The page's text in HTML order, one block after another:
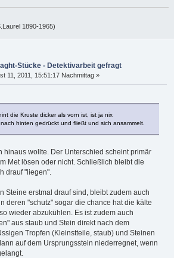
1890-1965)
Stücke - Detektivarbeit gefragt
11, 2011, 15:51:17 Nachmittag »
die Kruste dicker als vorn ist, ist ja nix
hinten gedrückt und fließt und sich ansammelt.
hinaus wollte. Der Unterschied scheint primär
Met lösen oder nicht. Schließlich bleibt die
drauf "liegen".
Steine erstmal drauf sind, bleibt zudem auch
deren "schutz" sogar die chance hat die kälte
wieder abzukühlen. Es ist zudem auch
aus staub und Stein direkt nach dem
Tropfen (Kleinstteile, staub) und Steinen
auf dem Ursprungsstein niederregnet, wenn